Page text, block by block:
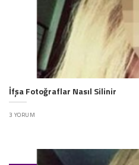
İfşa Fotoğraflar Nasıl Silinir
3 YORUM